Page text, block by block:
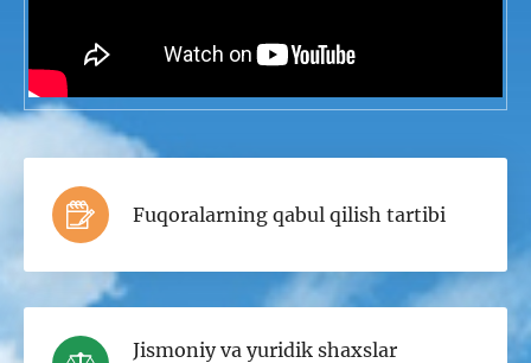
Fuqoralarning qabul qilish tartibi
Jismoniy va yuridik shaxslar